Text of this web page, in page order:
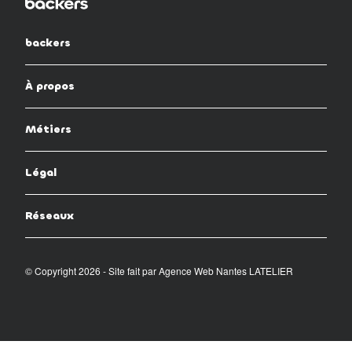
backers
À propos
Métiers
Légal
Réseaux
© Copyright 2026 - Site fait parAgence Web Nantes LATELIER